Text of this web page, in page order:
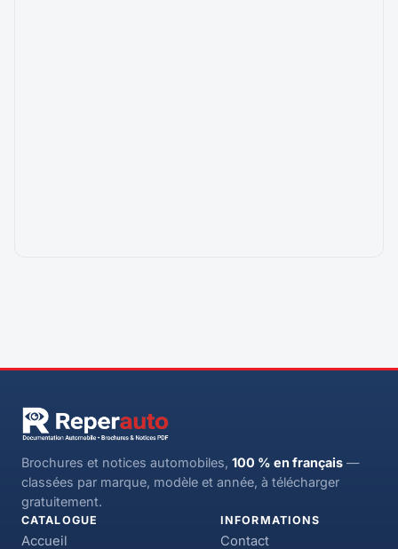
Brochures et notices automobiles, 100 % en français —
classées par marque, modèle et année, à télécharger
gratuitement.
CATALOGUE
Accueil
INFORMATIONS
Contact